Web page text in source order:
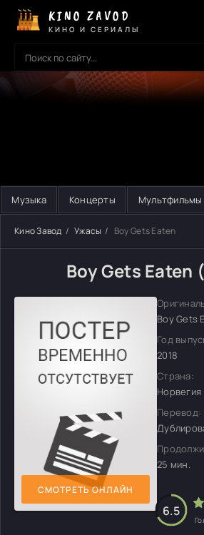
KINO ZAVOD
КИНО И СЕРИАЛЫ
Музыка Концерты Мультфильмы
Кино Завод Ужасы Boy Gets Eaten
Boy Gets Eaten
СМОТРЕТЬ ОНЛАЙН
Boy Gets
Год
2018
Страна:
Норвегия
Перевод:
25 мин.
6.5